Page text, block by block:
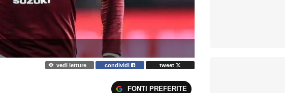
vedi letture condividi tweet
FONTI PREFERITE